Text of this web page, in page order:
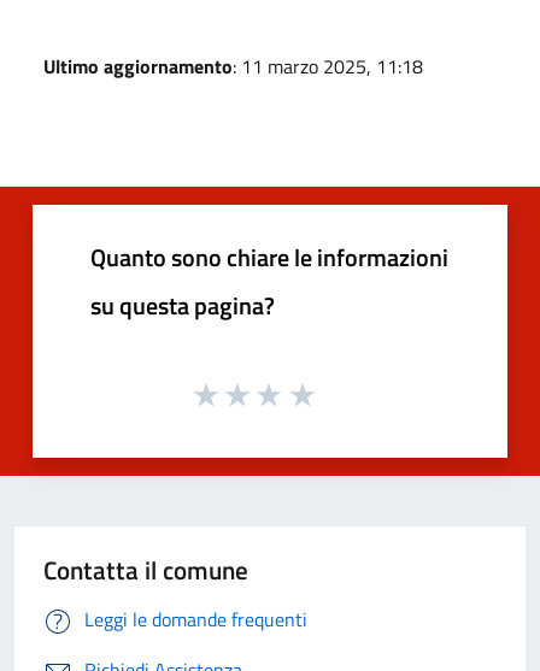
Ultimo aggiornamento: 11 marzo 2025, 11:18
Quanto sono chiare le informazioni
su questa pagina?
Contatta il comune
Leggi le domande frequenti